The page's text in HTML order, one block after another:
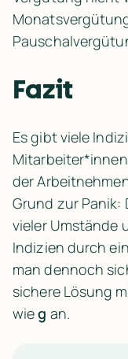
Fazit
Es gibt viele
der
Grund zur Panik:
vieler Umstände
Indizien durch
man dennoch
sichere Lösung
wie g an.